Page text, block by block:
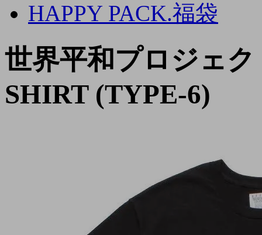
HAPPY PACK.福袋
世界平和プロジェ
SHIRT (TYPE-6)